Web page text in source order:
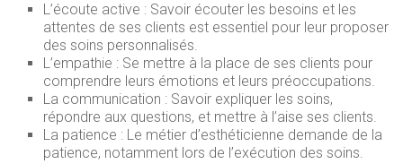
L’écoute active : Savoir écouter les besoins et les
attentes de ses clients est essentiel pour leur proposer
des soins personnalisés.
L’empathie : Se mettre à la place de ses clients pour
comprendre leurs émotions et leurs préoccupations.
La communication : Savoir expliquer les soins,
répondre aux questions, et mettre à l’aise ses clients.
La patience : Le métier d’esthéticienne demande de la
patience, notamment lors de l’exécution des soins.